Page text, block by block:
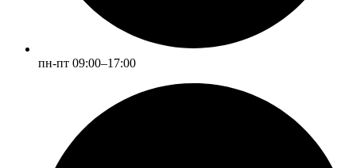
пн-пт 09:00–17:00